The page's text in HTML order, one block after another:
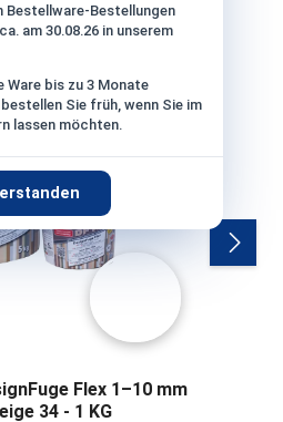
Bestellware-Bestellungen
am 30.08.26 in unserem
Ware bis zu 3 Monate
Sie früh, wenn Sie im
lassen möchten.
Flex 1–10 mm
34 - 1 KG